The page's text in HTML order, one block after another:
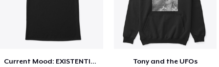
Current Mood: EXISTENTIAL CRISIS Tony and the UFOs